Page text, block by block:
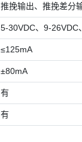
推挽输出、推挽差分
5-30VDC、9-26VDC
≤125mA
±80mA
有
有